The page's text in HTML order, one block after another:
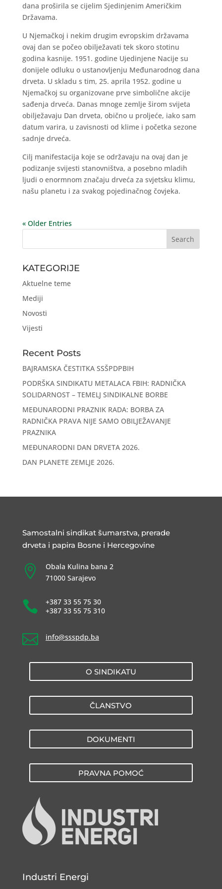
dana proširila se cijelim Sjedinjenim Američkim
Državama.
U Njemačkoj i nekim drugim evropskim državama
ovaj dan se počeo obilježavati tek skoro stotinu
godina kasnije. 1951. godine Ujedinjene Nacije su
donijele odluku o ustanovljenju Međunarodnog dana
drveta. U skladu s tim, 25. aprila 1952. godine u
Njemačkoj su organizovane prve simbolične akcije
sađenja drveća. Danas mnoge zemlje širom svijeta
obilježavaju Dan drveta, obično u proljeće, iako sam
datum varira, u zavisnosti od klime i početka sezone
sadnje drveća.
Cilj manifestacija koje se održavaju na ovaj dan je
podizanje svijesti stanovništva, a posebno mladih
ljudi o enormnom značaju drveća za svjetsku klimu,
našu planetu i za svakog pojedinačnog čovjeka.
« Older Entries
KATEGORIJE
Aktuelne teme
Mediji
Novosti
Vijesti
Recent Posts
BAJRAMSKA ČESTITKA SSŠPDPBIH
PODRŠKA SINDIKATU METALACA FBIH: RADNIČKA
SOLIDARNOST – TEMELJ SINDIKALNE BORBE
MEĐUNARODNI PRAZNIK RADA: BORBA ZA
RADNIČKA PRAVA NIJE SAMO OBILJEŽAVANJE
PRAZNIKA
MEĐUNARODNI DAN DRVETA 2026.
DAN PLANETE ZEMLJE 2026.
Samostalni sindikat šumarstva, prerade
drveta i papira Bosne i Hercegovine

Obala Kulina bana 2
71000 Sarajevo

+387 33 55 75 30
+387 33 55 75 310
 info@ssspdp.ba
O SINDIKATU
ČLANSTVO
DOKUMENTI
PRAVNA POMOĆ
Industri Energi